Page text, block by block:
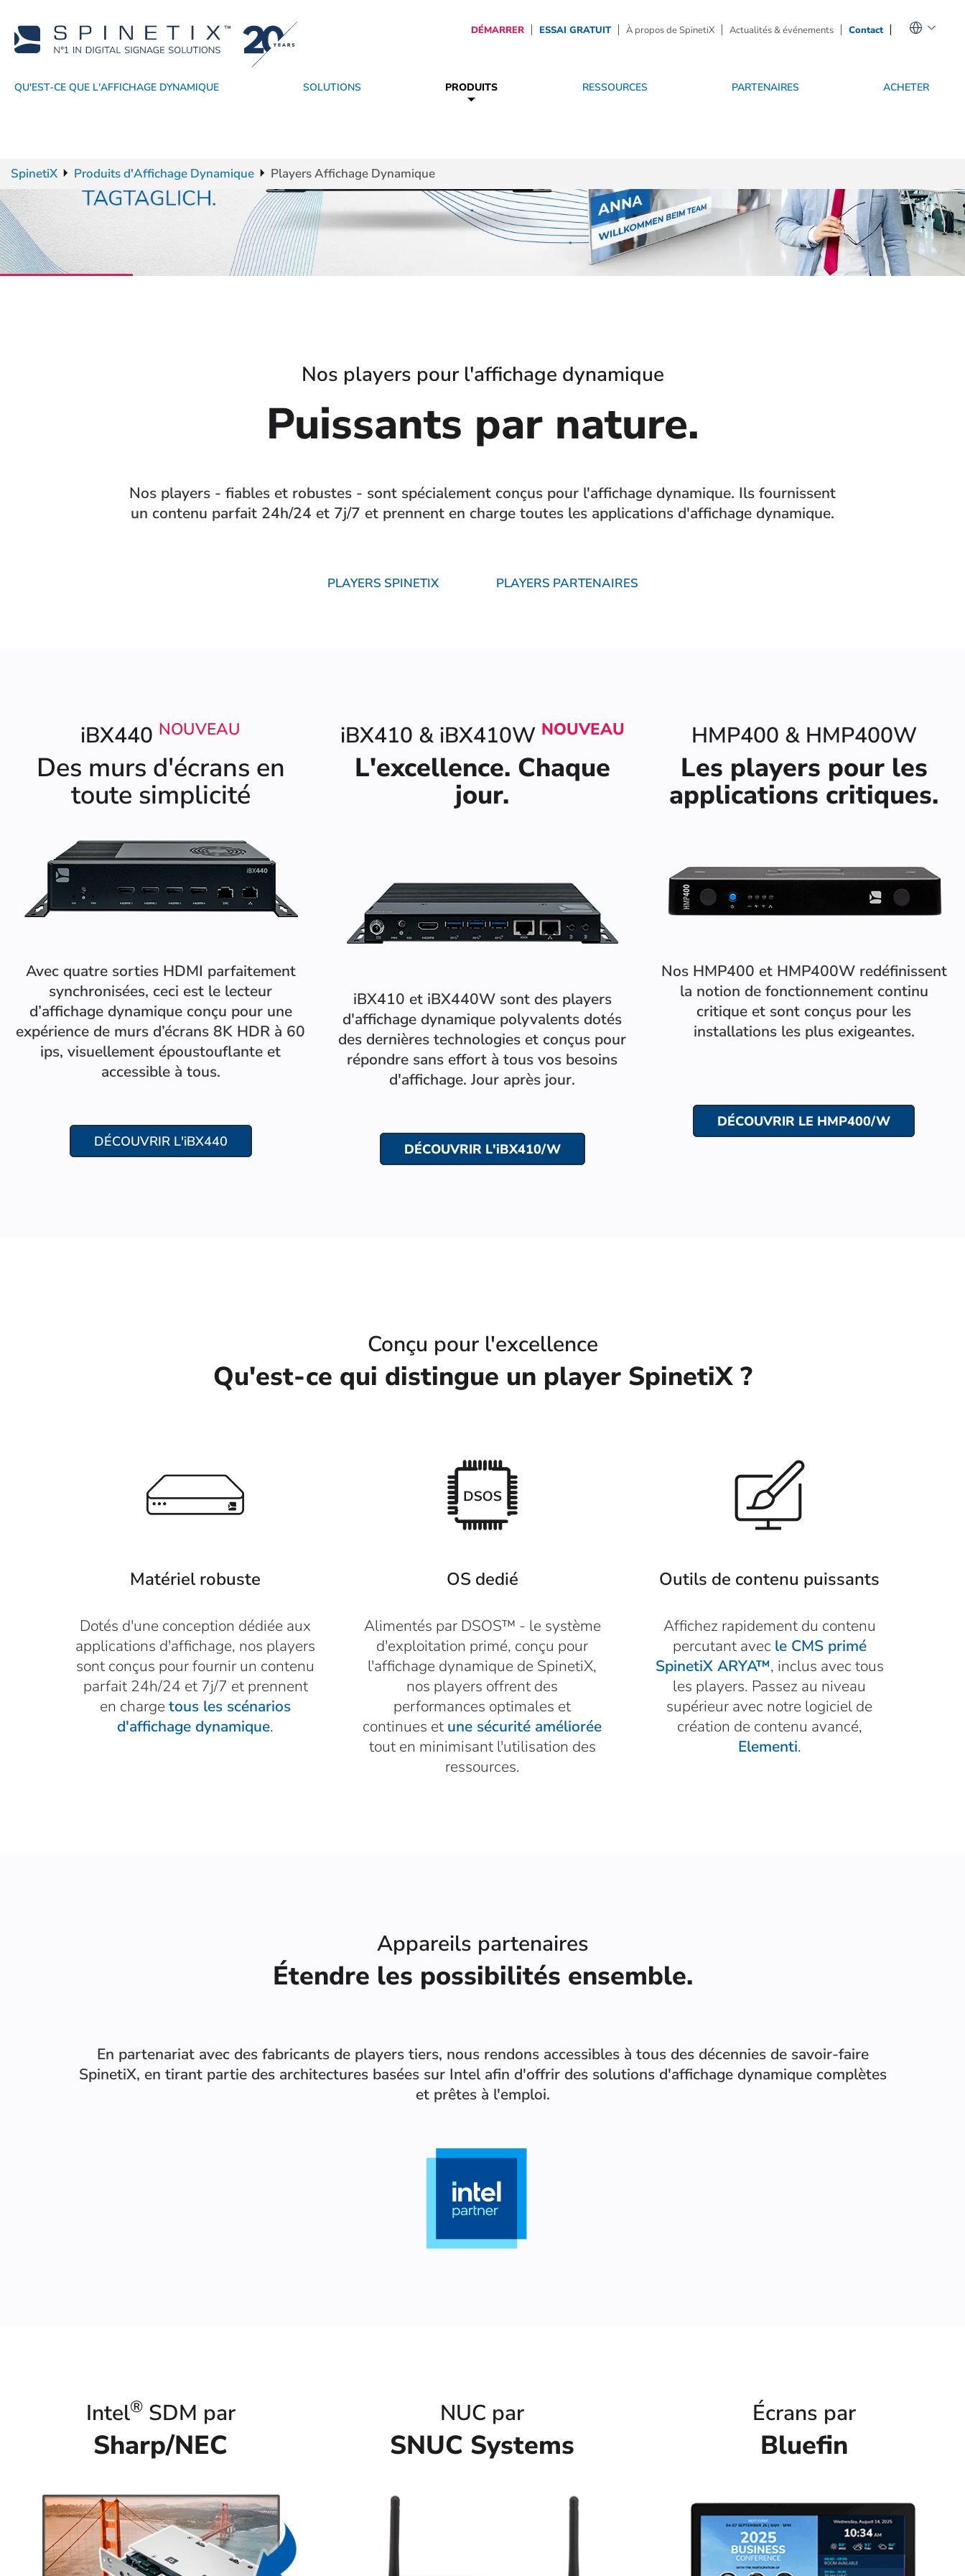
DÉMARRER ESSAI GRATUIT À propos de SpinetiX Actualités & événements Contact
QU'EST-CE QUE L'AFFICHAGE DYNAMIQUE SOLUTIONS PRODUITS RESSOURCES PARTENAIRES ACHETER
SpinetiX Produits d'Affichage Dynamique Players Affichage Dynamique
Nos players pour l'affichage dynamique
Puissants par nature.
Nos players - fiables et robustes - sont spécialement conçus pour l'affichage dynamique. Ils fournissent
un contenu parfait 24h/24 et 7j/7 et prennent en charge toutes les applications d'affichage dynamique.
PLAYERS SPINETIX PLAYERS PARTENAIRES
iBX440 NOUVEAU
Des murs d'écrans en
toute simplicité
Avec quatre sorties HDMI parfaitement
synchronisées, ceci est le lecteur
d’affichage dynamique conçu pour une
expérience de murs d’écrans 8K HDR à 60
ips, visuellement époustouflante et
accessible à tous.
DÉCOUVRIR L'iBX440
iBX410 & iBX410W NOUVEAU
L'excellence. Chaque
jour.
iBX410 et iBX440W sont des players
d'affichage dynamique polyvalents dotés
des dernières technologies et conçus pour
répondre sans effort à tous vos besoins
d'affichage. Jour après jour.
DÉCOUVRIR L'iBX410/W
HMP400 & HMP400W
Les players pour les
applications critiques.
Nos HMP400 et HMP400W redéfinissent
la notion de fonctionnement continu
critique et sont conçus pour les
installations les plus exigeantes.
DÉCOUVRIR LE HMP400/W
Conçu pour l'excellence
Qu'est-ce qui distingue un player SpinetiX ?
Matériel robuste
Dotés d'une conception dédiée aux
applications d'affichage, nos players
sont conçus pour fournir un contenu
parfait 24h/24 et 7j/7 et prennent
en chargetous les scénarios
d'affichage dynamique.
OS dedié
Alimentés par DSOS™ - le système
d'exploitation primé, conçu pour
l'affichage dynamique de SpinetiX,
nos players offrent des
performances optimales et
continues et une sécurité améliorée
tout en minimisant l'utilisation des
ressources.
Outils de contenu puissants
Affichez rapidement du contenu
percutant avec le CMS primé
SpinetiX ARYA™, inclus avec tous
les players. Passez au niveau
supérieur avec notre logiciel de
création de contenu avancé,
Elementi.
Appareils partenaires
Étendre les possibilités ensemble.
En partenariat avec des fabricants de players tiers, nous rendons accessibles à tous des décennies de savoir-faire
SpinetiX, en tirant partie des architectures basées sur Intel afin d'offrir des solutions d'affichage dynamique complètes
et prêtes à l'emploi.
Intel®SDM par
Sharp/NEC
NUC par
SNUC Systems
Écrans par
Bluefin